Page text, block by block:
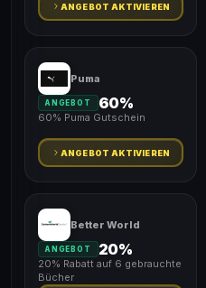
ANGEBOT AKTIVIEREN
Puma
ANGEBOT 60%
60% Puma Gutschein
ANGEBOT AKTIVIEREN
Better World
ANGEBOT 20%
20% Rabatt auf 6 gebrauchte
Bücher